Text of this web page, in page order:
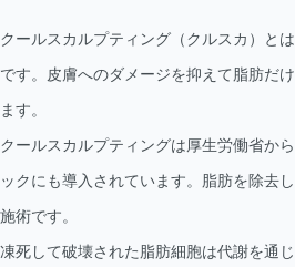
クールスカルプティング（クルスカ）と
です。皮膚へのダメージを抑えて脂肪だ
ます。
クールスカルプティングは厚生労働省か
ックにも導入されています。脂肪を除去
施術です。
凍死して破壊された脂肪細胞は代謝を通